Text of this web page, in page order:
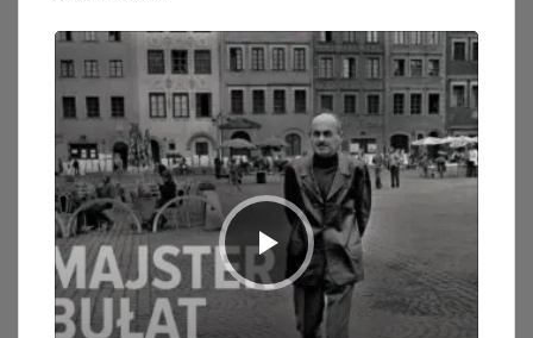
Odtwarzacz
dźwiękowych